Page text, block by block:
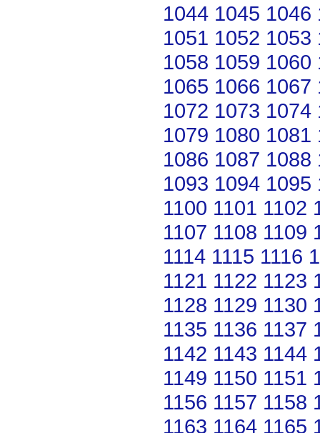
1044 1045 1046
1051 1052 1053
1058 1059 1060
1065 1066 1067
1072 1073 1074
1079 1080 1081
1086 1087 1088
1093 1094 1095
1100 1101 1102
1107 1108 1109
1114 1115 1116
1121 1122 1123
1128 1129 1130
1135 1136 1137
1142 1143 1144
1149 1150 1151
1156 1157 1158
1163 1164 1165